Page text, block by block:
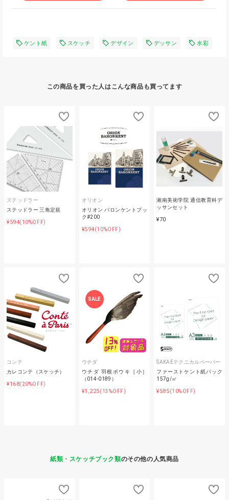
ケント紙 スケッチ デザイン デッサン 水彩
この商品を買った人はこんな商品も買ってます
ステッドラー
ステッドラー 三角定規
¥594(10%OFF)
オリオン
オリオン バロンケントブッ
ク#200
¥594(10%OFF)
湘南美術学院 通信教育科デ
ッサンセット
¥70
コンテ
カレコンテ（スケッチ）
¥168(20%OFF)
SALE
ウチダ
ウチダ 羽根ボウキ［小］
（014-0189）
¥1,225(13%OFF)
SAKAEテクニカルペーパー
ファーストケント紙パック
157g/㎡
¥585(10%OFF)
紙類・スケッチブック類のその他の人気商品